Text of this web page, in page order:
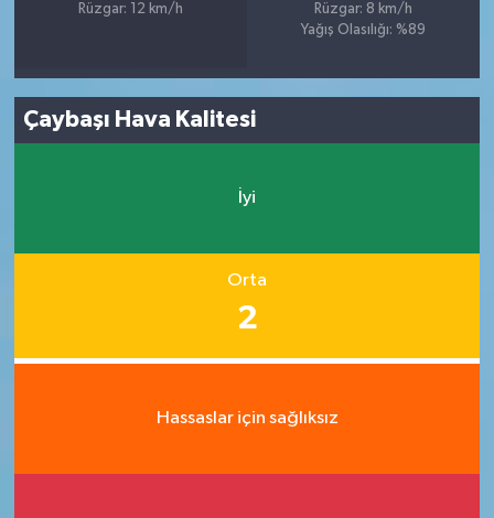
Rüzgar: 12 km/h
Rüzgar: 8 km/h
Yağış Olasılığı: %89
Çaybaşı Hava Kalitesi
İyi
Orta
2
Hassaslar için sağlıksız